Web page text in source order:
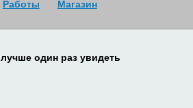
лучше один раз увидеть